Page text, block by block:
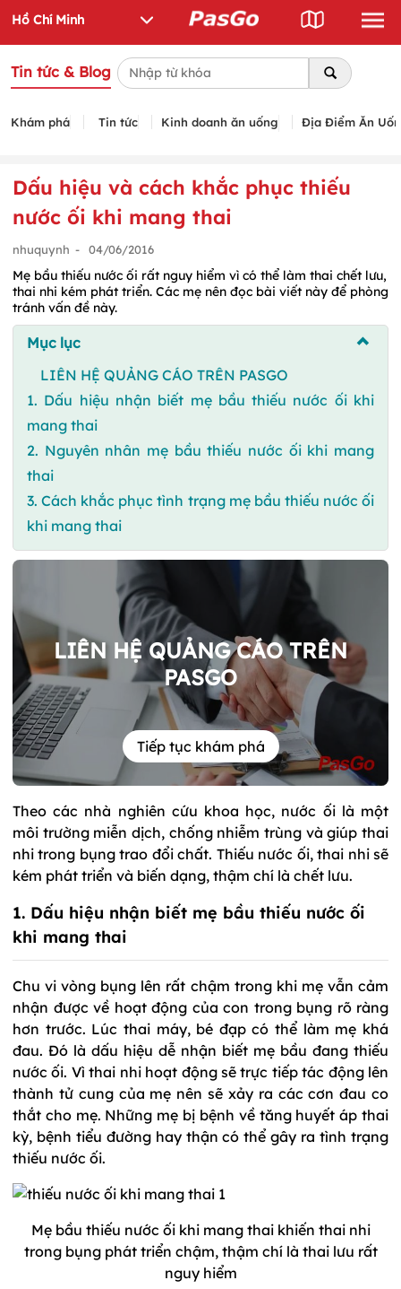
Tin tức & Blog
Khám phá Tin tức Kinh doanh ăn uống Địa Điểm Ăn
Dấu hiệu và cách khắc phục thiếu
nước ối khi mang thai
nhuquynh - 04/06/2016
Mẹ bầu thiếu nước ối rất nguy hiểm vì có thể làm thai chết lưu,
thai nhi kém phát triển. Các mẹ nên đọc bài viết này để phòng
tránh vấn đề này.
Mục lục
LIÊN HỆ QUẢNG CÁO TRÊN PASGO
1. Dấu hiệu nhận biết mẹ bầu thiếu nước ối khi
mang thai
2. Nguyên nhân mẹ bầu thiếu nước ối khi mang
thai
3. Cách khắc phục tình trạng mẹ bầu thiếu nước ối
khi mang thai
LIÊN HỆ QUẢNG CÁO TRÊN
PASGO
Tiếp tục khám phá
Theo các nhà nghiên cứu khoa học, nước ối là một
môi trường miễn dịch, chống nhiễm trùng và giúp thai
nhi trong bụng trao đổi chất. Thiếu nước ối, thai nhi sẽ
kém phát triển và biến dạng, thậm chí là chết lưu.
1. Dấu hiệu nhận biết mẹ bầu thiếu nước ối
khi mang thai
Chu vi vòng bụng lên rất chậm trong khi mẹ vẫn cảm
nhận được về hoạt động của con trong bụng rõ ràng
hơn trước. Lúc thai máy, bé đạp có thể làm mẹ khá
đau. Đó là dấu hiệu dễ nhận biết mẹ bầu đang thiếu
nước ối. Vì thai nhi hoạt động sẽ trực tiếp tác động lên
thành tử cung của mẹ nên sẽ xảy ra các cơn đau co
thắt cho mẹ. Những mẹ bị bệnh về tăng huyết áp thai
kỳ, bệnh tiểu đường hay thận có thể gây ra tình trạng
thiếu nước ối.
Mẹ bầu thiếu nước ối khi mang thai khiến thai nhi
trong bụng phát triển chậm, thậm chí là thai lưu rất
nguy hiểm